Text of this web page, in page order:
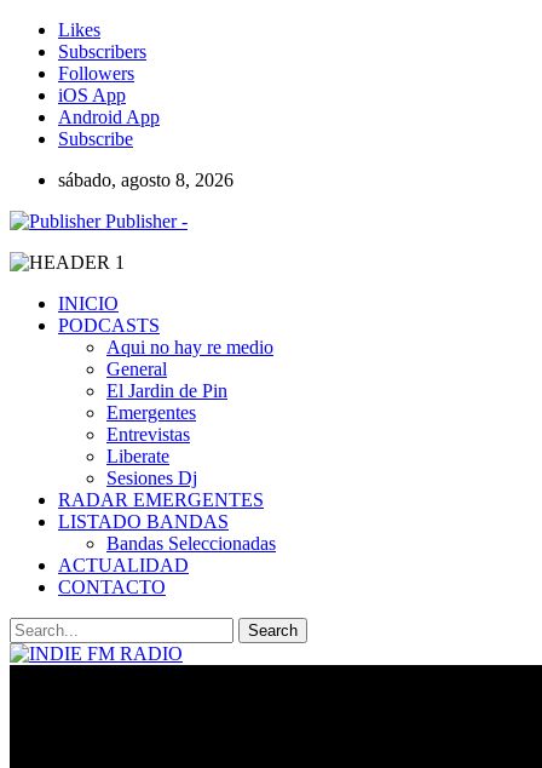
Likes
Subscribers
Followers
iOS App
Android App
Subscribe
sábado, agosto 8, 2026
Publisher -
INICIO
PODCASTS
Aqui no hay re medio
General
El Jardin de Pin
Emergentes
Entrevistas
Liberate
Sesiones Dj
RADAR EMERGENTES
LISTADO BANDAS
Bandas Seleccionadas
ACTUALIDAD
CONTACTO